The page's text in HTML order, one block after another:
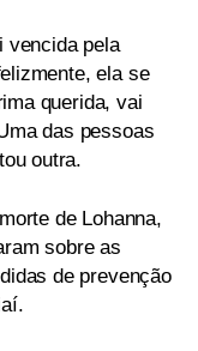
vencida pela
ela se
querida, vai
das pessoas
outra.
de Lohanna,
sobre as
de prevenção